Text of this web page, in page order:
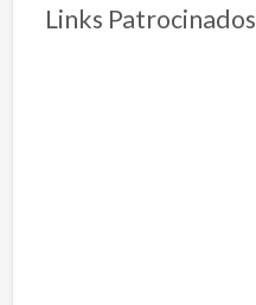
Links Patrocinados